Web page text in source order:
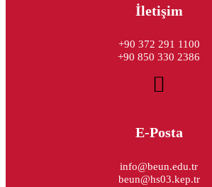
İletişim
+90 372 291 1100
+90 850 330 2386
E-Posta
info@beun.edu.tr
beun@hs03.kep.tr